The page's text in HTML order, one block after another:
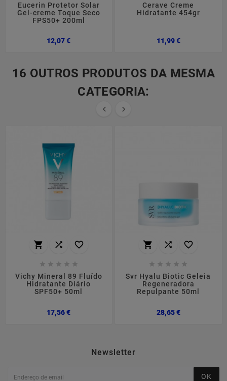
Eucerin Protetor Solar
Gel-creme Toque Seco
FPS50+ 200ml
12,07 €Preço
Cerave Creme
Hidratante 454gr
11,99 €Preço
16 OUTROS PRODUTOS DA MESMA
CATEGORIA:
 
  
    
Vichy Mineral 89 Fluído
Hidratante Diário
SPF50+ 50ml
17,56 €Preço
  
    
Svr Hyalu Biotic Geleia
Regeneradora
Repulpante 50ml
28,65 €Preço
Newsletter
OK